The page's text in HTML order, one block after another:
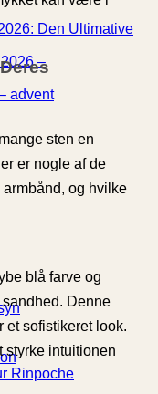
Den Ultimative
–
advent
Rinpoche
sten en
er nogle af de
armbånd, og hvilke
blå farve og
Denne
et sofistikeret look.
styrke intuitionen